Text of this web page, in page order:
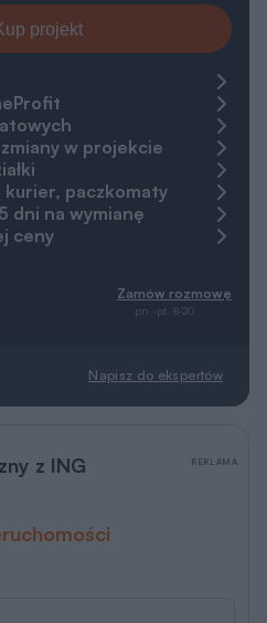
projekt
w projekcie
paczkomaty
dni na wymianę
ceny
Zamów rozmowę
pn.-pt. 8-20
Napisz do ekspertów
z ING REKLAMA